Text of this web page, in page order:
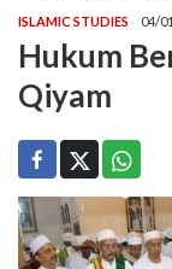
ISLAMIC STUDIES 04/
Hukum
Qiyam